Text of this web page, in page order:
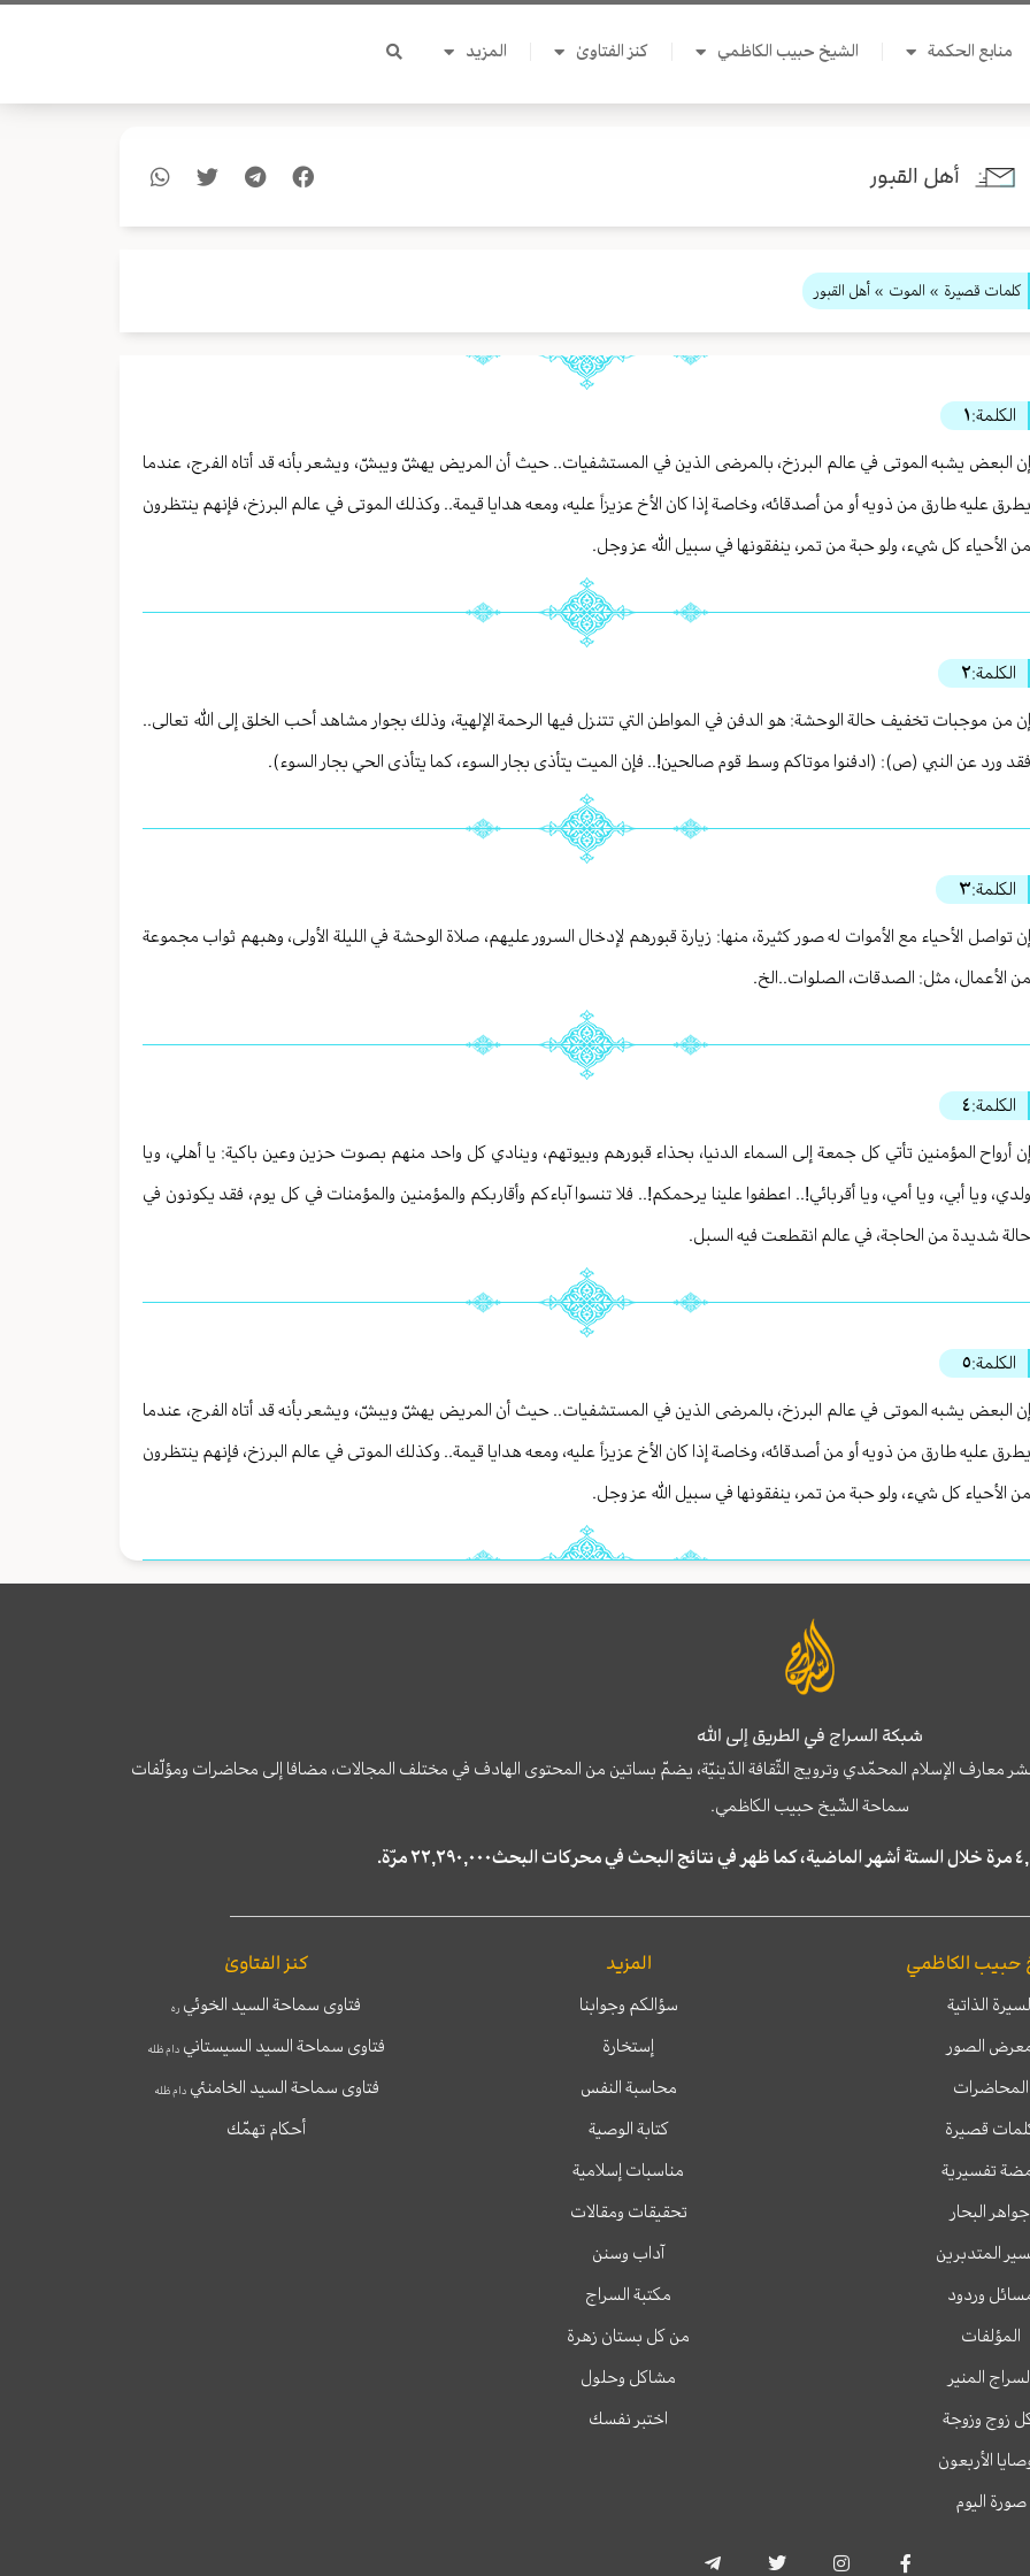
منابع الحكمة الشيخ حبيب الكاظمي كنز الفتاوىٰ المزيد
أهل القبور
كلمات قصيرة » الموت » أهل القبور
الكلمة:١
إن البعض يشبه الموتى في عالم البرزخ، بالمرضى الذين في المستشفيات.. حيث أن المريض يهشّ ويبشّ، ويشعر بأنه قد أتاه الفرج، عندما
يطرق عليه طارق من ذويه أو من أصدقائه، وخاصة إذا كان الأخ عزيزاً عليه، ومعه هدايا قيمة.. وكذلك الموتى في عالم البرزخ، فإنهم ينتظرون
من الأحياء كل شيء، ولو حبة من تمر، ينفقونها في سبيل الله عز وجل.
الكلمة:٢
إن من موجبات تخفيف حالة الوحشة: هو الدفن في المواطن التي تتنزل فيها الرحمة الإلهية، وذلك بجوار مشاهد أحب الخلق إلى الله تعالى..
فقد ورد عن النبي (ص): (ادفنوا موتاكم وسط قوم صالحين!.. فإن الميت يتأذى بجار السوء، كما يتأذى الحي بجار السوء).
الكلمة:٣
إن تواصل الأحياء مع الأموات له صور كثيرة، منها: زيارة قبورهم لإدخال السرور عليهم، صلاة الوحشة في الليلة الأولى، وهبهم ثواب مجموعة
من الأعمال، مثل: الصدقات، الصلوات..الخ.
الكلمة:٤
إن أرواح المؤمنين تأتي كل جمعة إلى السماء الدنيا، بحذاء قبورهم وبيوتهم، وينادي كل واحد منهم بصوت حزين وعين باكية: يا أهلي، ويا
ولدي، ويا أبي، ويا أمي، ويا أقربائي!.. اعطفوا علينا يرحمكم!.. فلا تنسوا آباءكم وأقاربكم والمؤمنين والمؤمنات في كل يوم، فقد يكونون في
حالة شديدة من الحاجة، في عالم انقطعت فيه السبل.
الكلمة:٥
إن البعض يشبه الموتى في عالم البرزخ، بالمرضى الذين في المستشفيات.. حيث أن المريض يهشّ ويبشّ، ويشعر بأنه قد أتاه الفرج، عندما
يطرق عليه طارق من ذويه أو من أصدقائه، وخاصة إذا كان الأخ عزيزاً عليه، ومعه هدايا قيمة.. وكذلك الموتى في عالم البرزخ، فإنهم ينتظرون
من الأحياء كل شيء، ولو حبة من تمر، ينفقونها في سبيل الله عز وجل.
شبكة السراج في الطريق إلى الله
معارف الإسلام المحمّدي وترويج الثّقافة الدّينيّة، يضمّ بساتين من المحتوى الهادف في مختلف المجالات، مضافا إلى محاضرات ومؤلّفات
سماحة الشّيخ حبيب الكاظمي.
حبيب الكاظمي
الذاتية
الصور
المحاضرات
قصيرة
تفسيرية
جواهر البحار
المتدبرين
وردود
المؤلفات
المنير
زوج وزوجة
الأربعون
صورة اليوم
المزيد
سؤالكم وجوابنا
إستخارة
محاسبة النفس
كتابة الوصية
مناسبات إسلامية
تحقيقات ومقالات
آداب وسنن
مكتبة السراج
من كل بستان زهرة
مشاكل وحلول
اختبر نفسك
كنز الفتاوىٰ
فتاوى سماحة السيد الخوئي ره
فتاوى سماحة السيد السيستاني دام ظله
فتاوى سماحة السيد الخامنئيدام ظله
أحكام تهمّك
a
c
s
i
l